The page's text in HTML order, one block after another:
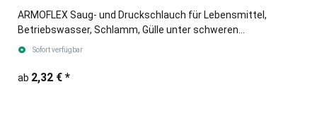
ARMOFLEX Saug- und Druckschlauch für Lebensmittel,
Betriebswasser, Schlamm, Gülle unter schweren
Einsatzbedingungen.
Sofort verfügbar
ab 2,32 € *